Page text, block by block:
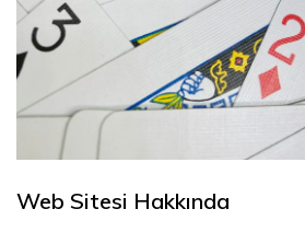
Web Sitesi Hakkında